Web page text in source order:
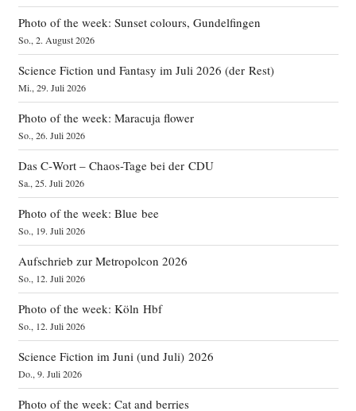
Photo of the week: Sunset colours, Gundelfingen
So., 2. August 2026
Science Fiction und Fantasy im Juli 2026 (der Rest)
Mi., 29. Juli 2026
Photo of the week: Maracuja flower
So., 26. Juli 2026
Das C‑Wort – Chaos-Tage bei der CDU
Sa., 25. Juli 2026
Photo of the week: Blue bee
So., 19. Juli 2026
Aufschrieb zur Metropolcon 2026
So., 12. Juli 2026
Photo of the week: Köln Hbf
So., 12. Juli 2026
Science Fiction im Juni (und Juli) 2026
Do., 9. Juli 2026
Photo of the week: Cat and berries